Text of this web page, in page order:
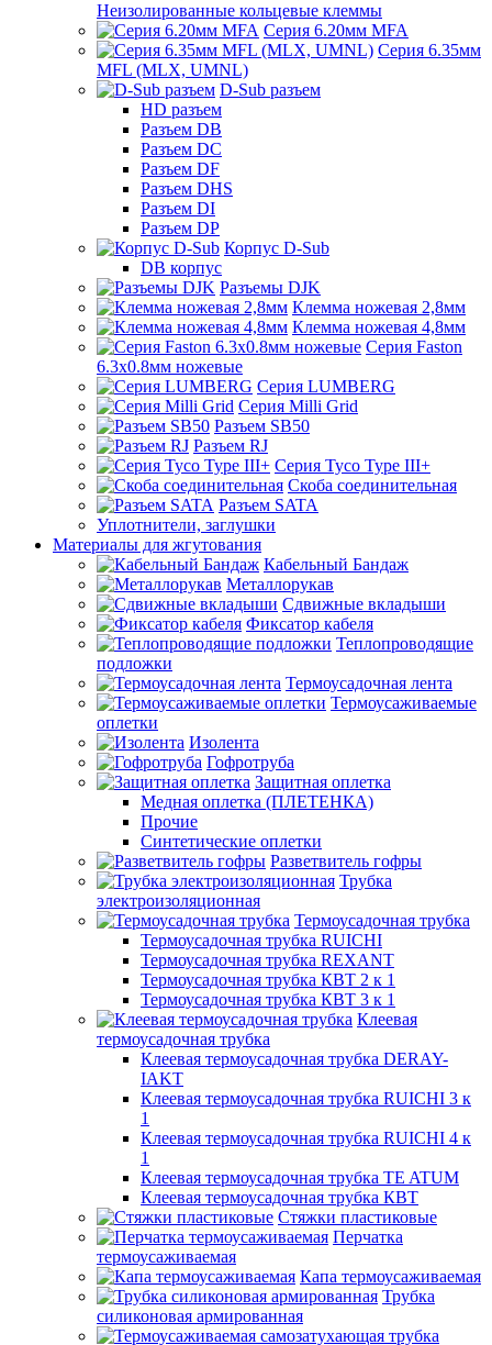
Неизолированные кольцевые клеммы
Серия 6.20мм MFA
Серия 6.35мм
MFL (MLX, UMNL)
D-Sub разъем
HD разъем
Разъем DB
Разъем DC
Разъем DF
Разъем DHS
Разъем DI
Разъем DP
Корпус D-Sub
DB корпус
Разъемы DJK
Клемма ножевая 2,8мм
Клемма ножевая 4,8мм
Серия Faston
6.3х0.8мм ножевые
Серия LUMBERG
Серия Milli Grid
Разъем SB50
Разъем RJ
Серия Tyco Type III+
Скоба соединительная
Разъем SATA
Уплотнители, заглушки
Материалы для жгутования
Кабельный Бандаж
Металлорукав
Сдвижные вкладыши
Фиксатор кабеля
Теплопроводящие
подложки
Термоусадочная лента
Термоусаживаемые
оплетки
Изолента
Гофротруба
Защитная оплетка
Медная оплетка (ПЛЕТЕНКА)
Прочие
Синтетические оплетки
Разветвитель гофры
Трубка
электроизоляционная
Термоусадочная трубка
Термоусадочная трубка RUICHI
Термоусадочная трубка REXANT
Термоусадочная трубка КВТ 2 к 1
Термоусадочная трубка КВТ 3 к 1
Клеевая
термоусадочная трубка
Клеевая термоусадочная трубка DERAY-
IAKT
Клеевая термоусадочная трубка RUICHI 3 к
1
Клеевая термоусадочная трубка RUICHI 4 к
1
Клеевая термоусадочная трубка TE ATUM
Клеевая термоусадочная трубка КВТ
Стяжки пластиковые
Перчатка
термоусаживаемая
Капа термоусаживаемая
Трубка
силиконовая армированная